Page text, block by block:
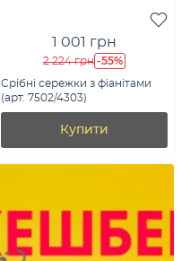
1 001 грн
2 224 грн -55%
Срібні сережки з фіанітами
(арт. 7502/4303)
Купити